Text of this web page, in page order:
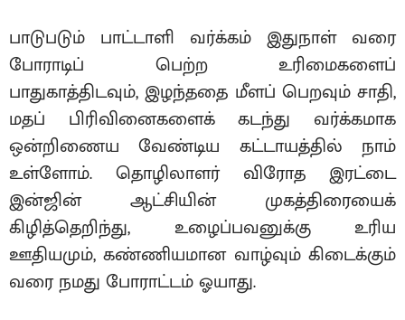
பாடுபடும் பாட்டாளி வர்க்கம் இதுநாள் வரை
போராடிப் பெற்ற உரிமைகளைப்
பாதுகாத்திடவும், இழந்ததை மீளப் பெறவும் சாதி,
மதப் பிரிவினைகளைக் கடந்து வர்க்கமாக
ஒன்றிணைய வேண்டிய கட்டாயத்தில் நாம்
உள்ளோம். தொழிலாளர் விரோத இரட்டை
இன்ஜின் ஆட்சியின் முகத்திரையைக்
கிழித்தெறிந்து, உழைப்பவனுக்கு உரிய
ஊதியமும், கண்ணியமான வாழ்வும் கிடைக்கும்
வரை நமது போராட்டம் ஓயாது.